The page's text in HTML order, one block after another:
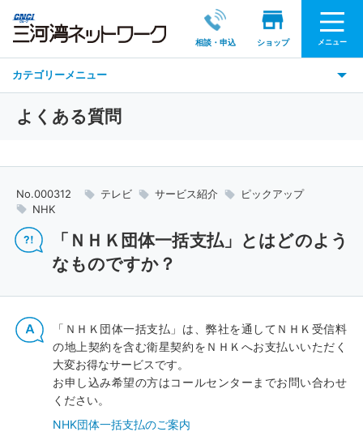
相談・申込 ショップ メニュー
カテゴリーメニュー
よくある質問
No.000312 テレビ サービス紹介
ピックアップ
NHK
「ＮＨＫ団体一括支払」とはどのよう
なものですか？
「ＮＨＫ団体一括支払」は、弊社を通してＮＨＫ受信料
の地上契約を含む衛星契約をＮＨＫへお支払いいただく
大変お得なサービスです。
お申し込み希望の方はコールセンターまでお問い合わせ
ください。
NHK団体一括支払のご案内